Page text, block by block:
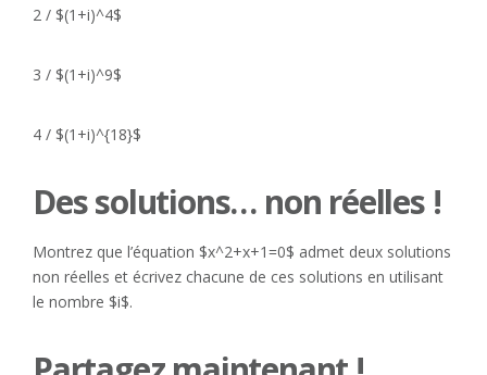
2 / $(1+i)^4$
3 / $(1+i)^9$
4 / $(1+i)^{18}$
Des solutions… non réelles !
Montrez que l’équation $x^2+x+1=0$ admet deux solutions
non réelles et écrivez chacune de ces solutions en utilisant
le nombre $i$.